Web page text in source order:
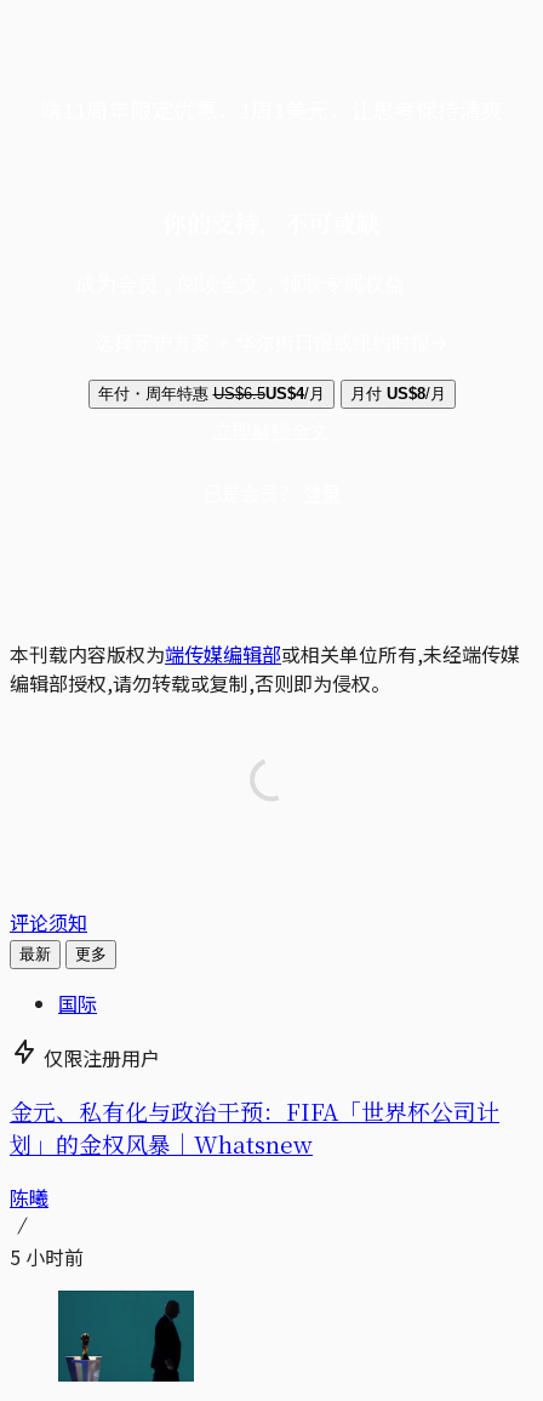
年付・周年特惠 US$6.5US$4/月 月付 US$8/月
本刊载内容版权为端传媒编辑部或相关单位所有,未经端传媒
编辑部授权,请勿转载或复制,否则即为侵权。
评论须知
最新 更多
国际
仅限注册用户
金元、私有化与政治干预：FIFA「世界杯公司计
划」的金权风暴｜Whatsnew
陈曦
5 小时前